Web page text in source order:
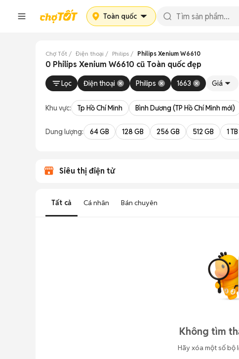
Toàn quốc
Chợ Tốt Điện thoại Philips Philips Xenium W6610
0 Philips Xenium W6610 cũ Toàn quốc đẹp
Lọc Điện thoại Philips 1663 Giá
Khu vực: Tp Hồ Chí Minh Bình Dương (TP Hồ Chí Minh mới)
Dung lượng: 64 GB 128 GB 256 GB 512 GB 1 TB
Siêu thị điện tử
Tất cả Cá nhân Bán chuyên
Không tìm
Hãy xóa một số bộ